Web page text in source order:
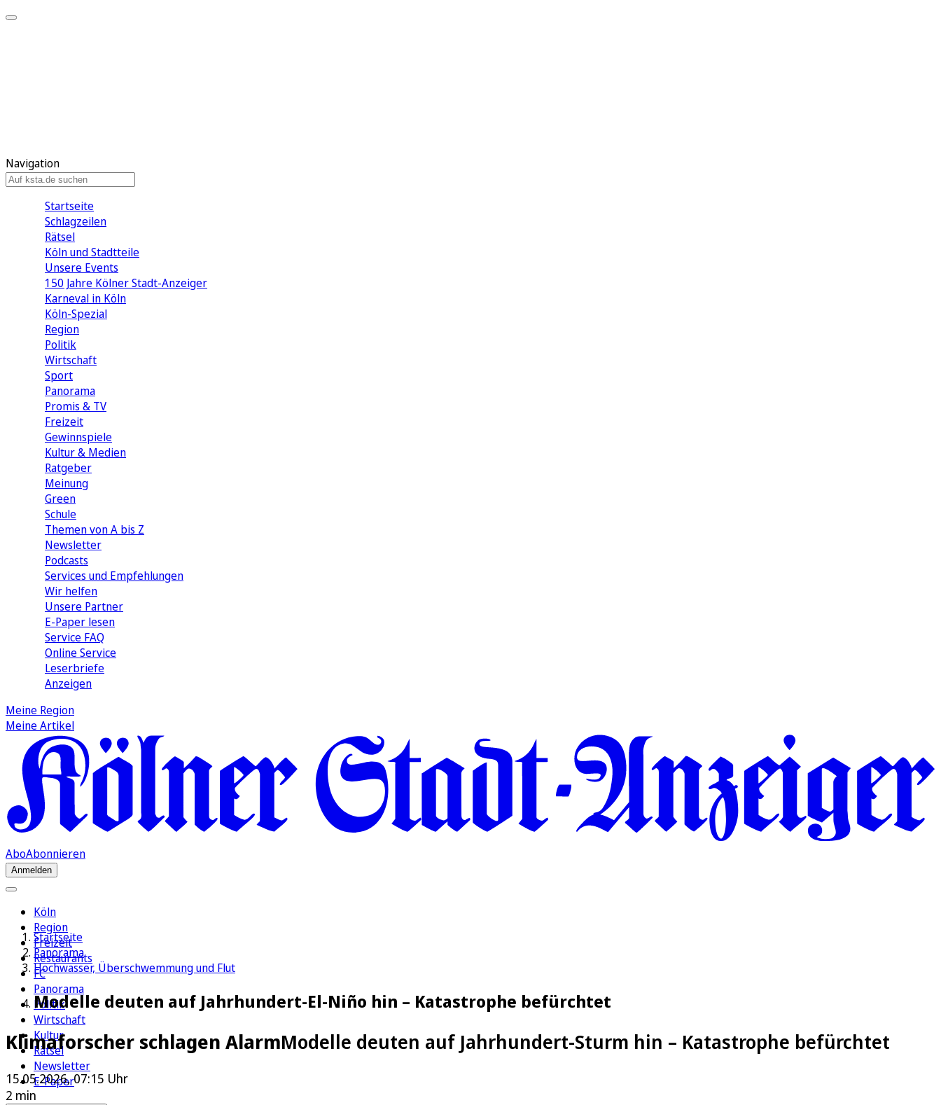
Navigation
Startseite
Schlagzeilen
Rätsel
Köln und Stadtteile
Unsere Events
150 Jahre Kölner Stadt-Anzeiger
Karneval in Köln
Köln-Spezial
Region
Politik
Wirtschaft
Sport
Panorama
Promis & TV
Freizeit
Gewinnspiele
Kultur & Medien
Ratgeber
Meinung
Green
Schule
Themen von A bis Z
Newsletter
Podcasts
Services und Empfehlungen
Wir helfen
Unsere Partner
E-Paper lesen
Service FAQ
Online Service
Leserbriefe
Anzeigen
Meine Region
Meine Artikel
AboAbonnieren
Anmelden
Köln
Region
Freizeit
Restaurants
FC
Panorama
Politik
Wirtschaft
Kultur
Rätsel
Newsletter
E-Paper
Startseite
Panorama
Hochwasser, Überschwemmung und Flut
Modelle deuten auf Jahrhundert-El-Niño hin – Katastrophe befürchtet
Klimaforscher schlagen AlarmModelle deuten auf Jahrhundert-Sturm hin – Katastrophe befürchtet
15.05.2026, 07:15 Uhr
2 min